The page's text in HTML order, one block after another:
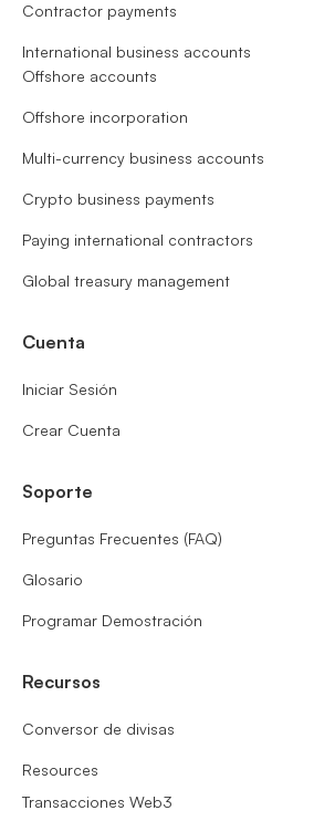
Contractor payments
International business accounts
Offshore accounts
Offshore incorporation
Multi-currency business accounts
Crypto business payments
Paying international contractors
Global treasury management
Cuenta
Iniciar Sesión
Crear Cuenta
Soporte
Preguntas Frecuentes (FAQ)
Glosario
Programar Demostración
Recursos
Conversor de divisas
Resources
Transacciones Web3